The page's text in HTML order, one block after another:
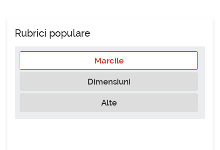
Rubrici populare
Marcile
Dimensiuni
Alte